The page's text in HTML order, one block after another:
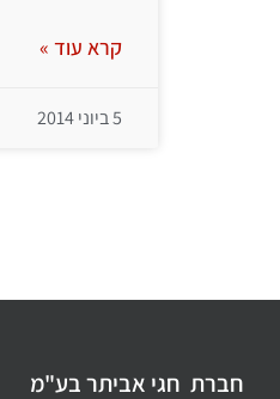
קרא עוד »
5 ביוני 2014
חברת חגי אביתר בע"מ